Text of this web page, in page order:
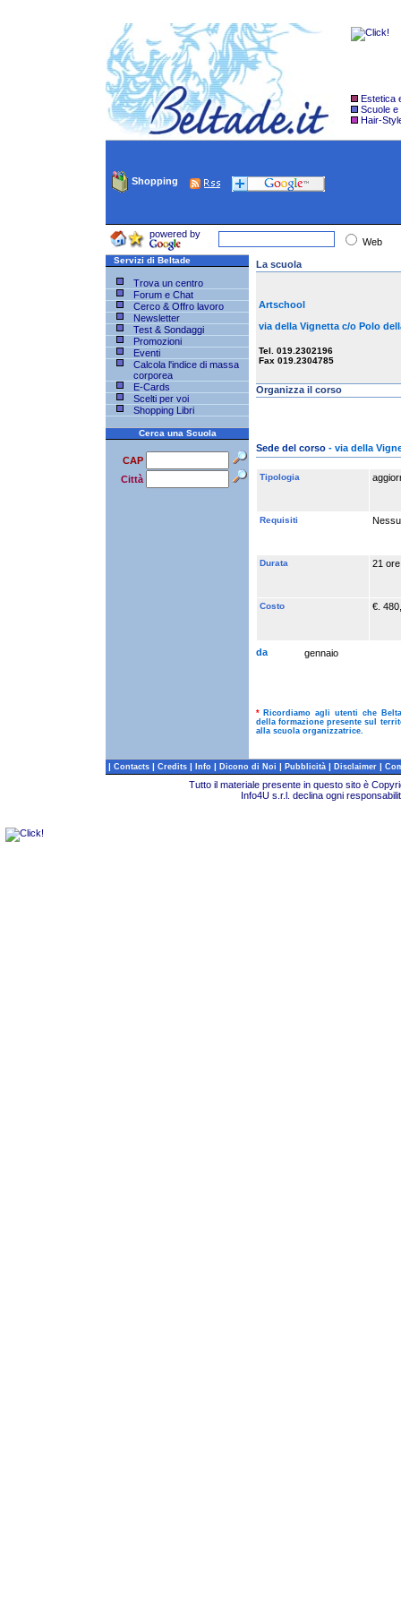
Estetica
Scuole e
Hair-
Shopping
powered by
Web
Servizi di Beltade
Trova un centro
Forum e Chat
Cerco & Offro lavoro
Newsletter
Test & Sondaggi
Promozioni
Eventi
Calcola l'indice di massa
corporea
E-Cards
Scelti per voi
Shopping Libri
Cerca una Scuola
CAP
Città
La scuola
Artschool
via della Vignetta c/o Polo
Tel. 019.2302196
Fax 019.2304785
Organizza il corso
Sede del corso- via della
Tipologia
Requisiti
Durata 21 ore
Costo €.
da gennaio
* Ricordiamo agli utenti che
della formazione presente sul
alla scuola organizzatrice.
| Contacts | Credits | Info | Dicono di Noi | Pubblicità | Disclaimer |
Tutto il materiale presente in questo sito è
Info4U s.r.l. declina ogni